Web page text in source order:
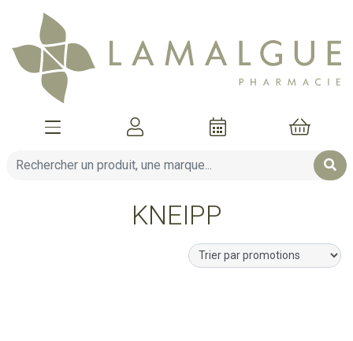
Afficher la navigation
Mon
KNEIPP